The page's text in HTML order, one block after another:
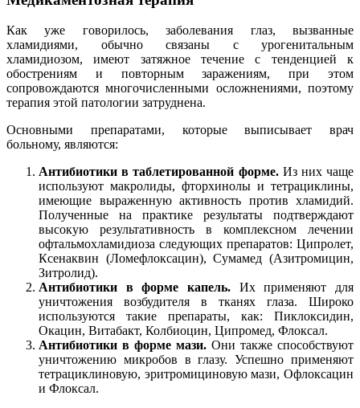
Как уже говорилось, заболевания глаз, вызванные
хламидиями, обычно связаны с урогенитальным
хламидиозом, имеют затяжное течение с тенденцией к
обострениям и повторным заражениям, при этом
сопровождаются многочисленными осложнениями, поэтому
терапия этой патологии затруднена.
Основными препаратами, которые выписывает врач
больному, являются:
Антибиотики в таблетированной форме.Из них чаще
используют макролиды, фторхинолы и тетрациклины,
имеющие выраженную активность против хламидий.
Полученные на практике результаты подтверждают
высокую результативность в комплексном лечении
офтальмохламидиоза следующих препаратов: Ципролет,
Ксенаквин (Ломефлоксацин), Сумамед (Азитромицин,
Зитролид).
Антибиотики в форме капель. Их применяют для
уничтожения возбудителя в тканях глаза. Широко
используются такие препараты, как: Пиклоксидин,
Окацин, Витабакт, Колбиоцин, Ципромед, Флоксал.
Антибиотики в форме мази. Они также способствуют
уничтожению микробов в глазу. Успешно применяют
тетрациклиновую, эритромициновую мази, Офлоксацин
и Флоксал.